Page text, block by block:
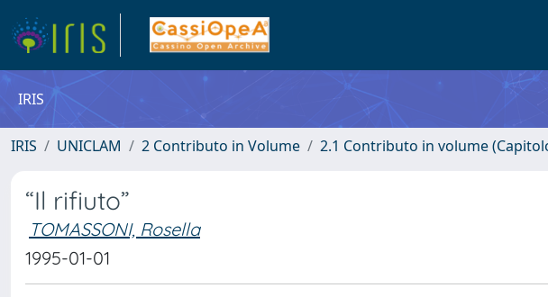
IRIS
IRIS UNICLAM 2 Contributo in Volume 2.1 Contributo in volume
“Il rifiuto”
TOMASSONI, Rosella
1995-01-01